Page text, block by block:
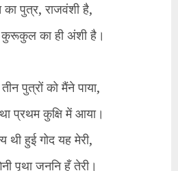
पुत्र, राजवंशी है,
का ही अंशी है।
पुत्रों को मैंने पाया,
प्रथम कुक्षि में आया।
थी हुई गोद यह मेरी,
पृथा जननि हूँ तेरी।